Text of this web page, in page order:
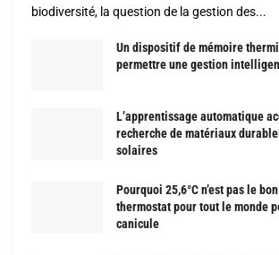
biodiversité, la question de la gestion des...
Un dispositif de mémoire
permettre une gestion
L’apprentissage automatique
recherche de matériaux
solaires
Pourquoi 25,6°C n’est pas le
thermostat pour tout le monde
canicule